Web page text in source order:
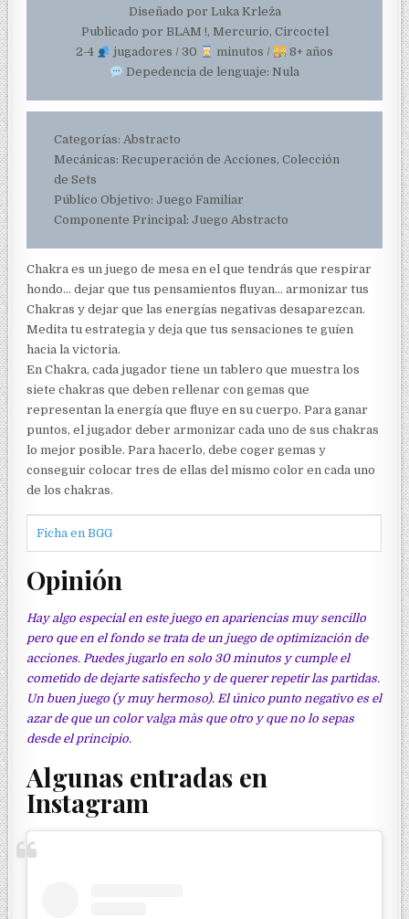
Diseñado por Luka Krleža
Publicado por BLAM !, Mercurio, Circoctel
2-4
jugadores / 30 minutos /
8+ años
Depedencia de lenguaje: Nula
Categorías: Abstracto
Mecánicas: Recuperación de Acciones, Colección
de Sets
Público Objetivo: Juego Familiar
Componente Principal: Juego Abstracto
Chakra es un juego de mesa en el que tendrás que respirar
hondo… dejar que tus pensamientos fluyan… armonizar tus
Chakras y dejar que las energías negativas desaparezcan.
Medita tu estrategia y deja que tus sensaciones te guíen
hacia la victoria.
En Chakra, cada jugador tiene un tablero que muestra los
siete chakras que deben rellenar con gemas que
representan la energía que fluye en su cuerpo. Para ganar
puntos, el jugador deber armonizar cada uno de sus chakras
lo mejor posible. Para hacerlo, debe coger gemas y
conseguir colocar tres de ellas del mismo color en cada uno
de los chakras.
Ficha en BGG
Opinión
Hay algo especial en este juego en apariencias muy sencillo
pero que en el fondo se trata de un juego de optimización de
acciones. Puedes jugarlo en solo 30 minutos y cumple el
cometido de dejarte satisfecho y de querer repetir las partidas.
Un buen juego (y muy hermoso). El único punto negativo es el
azar de que un color valga màs que otro y que no lo sepas
desde el principio.
Algunas entradas en
Instagram